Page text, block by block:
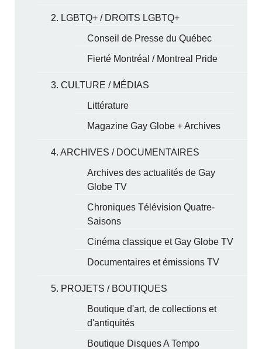
2. LGBTQ+ / DROITS LGBTQ+
Conseil de Presse du Québec
Fierté Montréal / Montreal Pride
3. CULTURE / MÉDIAS
Littérature
Magazine Gay Globe + Archives
4. ARCHIVES / DOCUMENTAIRES
Archives des actualités de Gay
Globe TV
Chroniques Télévision Quatre-
Saisons
Cinéma classique et Gay Globe TV
Documentaires et émissions TV
5. PROJETS / BOUTIQUES
Boutique d'art, de collections et
d'antiquités
Boutique Disques A Tempo